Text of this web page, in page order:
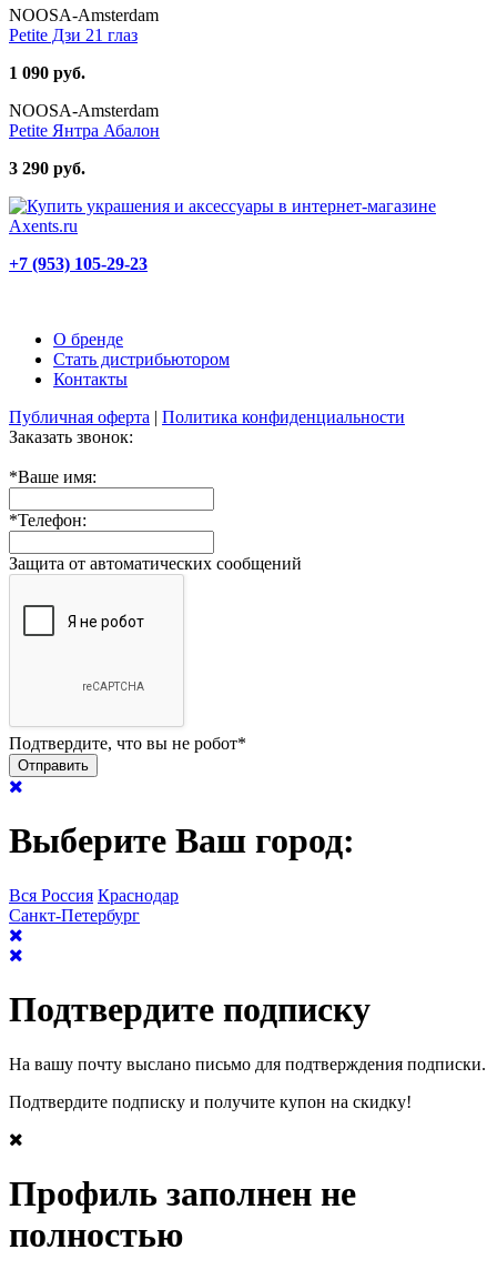
NOOSA-Amsterdam
Petite Дзи 21 глаз
1 090 руб.
NOOSA-Amsterdam
Petite Янтра Абалон
3 290 руб.
+7 (953) 105-29-23
О бренде
Стать дистрибьютором
Контакты
Публичная оферта | Политика конфиденциальности
Заказать звонок:
*Ваше имя:
*Телефон:
Защита от автоматических сообщений
Подтвердите, что вы не робот*
Выберите Ваш город:
Вся Россия Краснодар
Санкт-Петербург
Подтвердите подписку
На вашу почту выслано письмо для подтверждения подписки.
Подтвердите подписку и получите купон на скидку!
Профиль заполнен не
полностью